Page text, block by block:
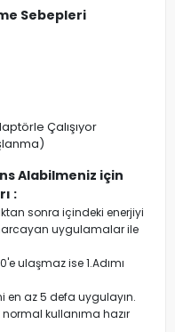
Sebepleri
Çalışıyor
Alabilmeniz için
:
sonra içindeki enerjiyi
uygulamalar ile
ulaşmaz ise 1.Adımı
az 5 defa uygulayın.
normal kullanıma hazır